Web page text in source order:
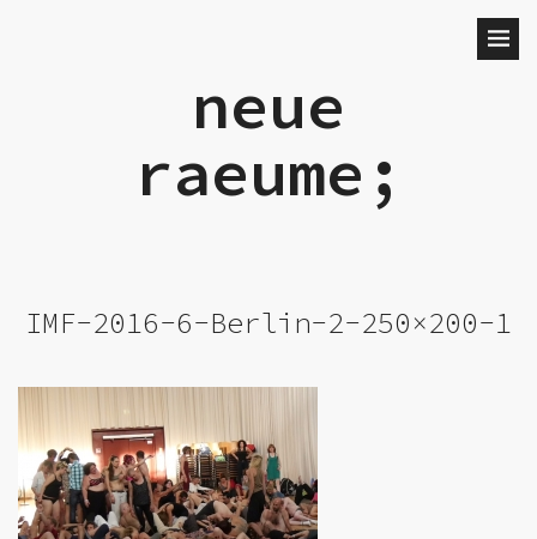
neue
raeume;
IMF-2016-6-Berlin-2-250×200-1